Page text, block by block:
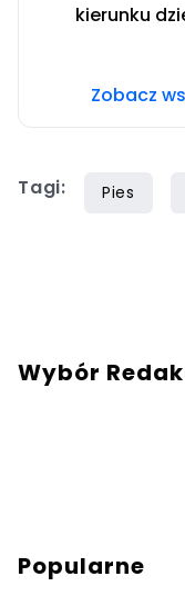
kierunku
Interesują mnie
stale
Lukier i kota
Zobacz
Tagi: Pies
Wybór
Popularne